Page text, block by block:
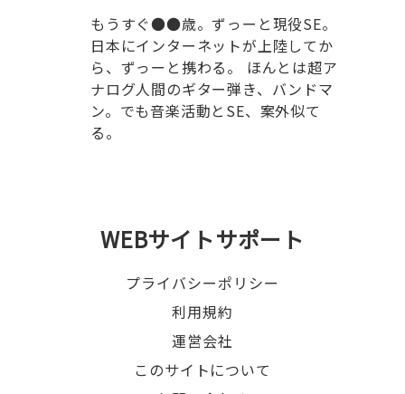
もうすぐ●●歳。ずっーと現役SE。
日本にインターネットが上陸してか
ら、ずっーと携わる。 ほんとは超ア
ナログ人間のギター弾き、バンドマ
ン。でも音楽活動とSE、案外似て
る。
WEBサイトサポート
プライバシーポリシー
利用規約
運営会社
このサイトについて